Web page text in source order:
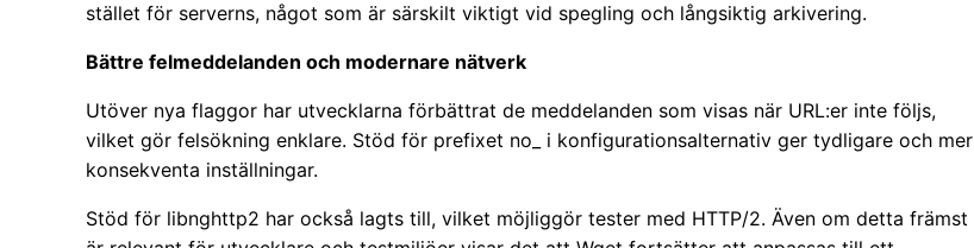
stället för serverns, något som är särskilt viktigt vid spegling och långsiktig arkivering.
Bättre felmeddelanden och modernare nätverk
Utöver nya flaggor har utvecklarna förbättrat de meddelanden som visas när URL:er inte följs,
vilket gör felsökning enklare. Stöd för prefixet no_ i konfigurationsalternativ ger tydligare och mer
konsekventa inställningar.
Stöd för libnghttp2 har också lagts till, vilket möjliggör tester med HTTP/2. Även om detta främst